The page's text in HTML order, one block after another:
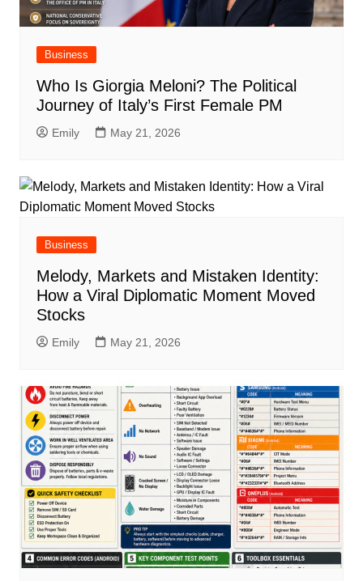
Business
Who Is Giorgia Meloni? The Political
Journey of Italy’s First Female PM
Emily May 21, 2026
Business
Melody, Markets and Mistaken Identity:
How a Viral Diplomatic Moment Moved
Stocks
Emily May 21, 2026